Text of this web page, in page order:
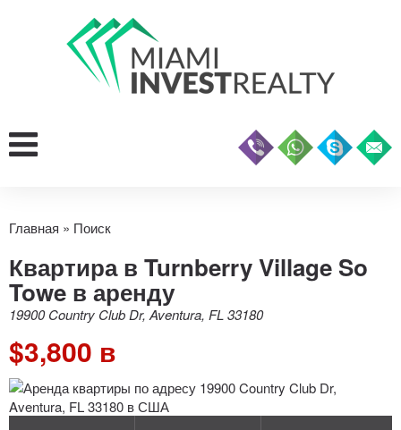
Главная » Поиск
Квартира в Turnberry Village So
Towe в аренду
19900 Country Club Dr, Aventura, FL 33180
$3,800 в